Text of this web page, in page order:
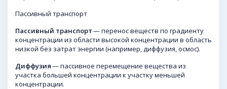
Пассивный транспорт
Пассивный транспорт— перенос веществ по градиенту
концентрации из области высокой концентрации в область
низкой без затрат энергии (например, диффузия, осмос).
Диффузия— пассивное перемещение вещества из
участка большей концентрации к участку меньшей
концентрации.